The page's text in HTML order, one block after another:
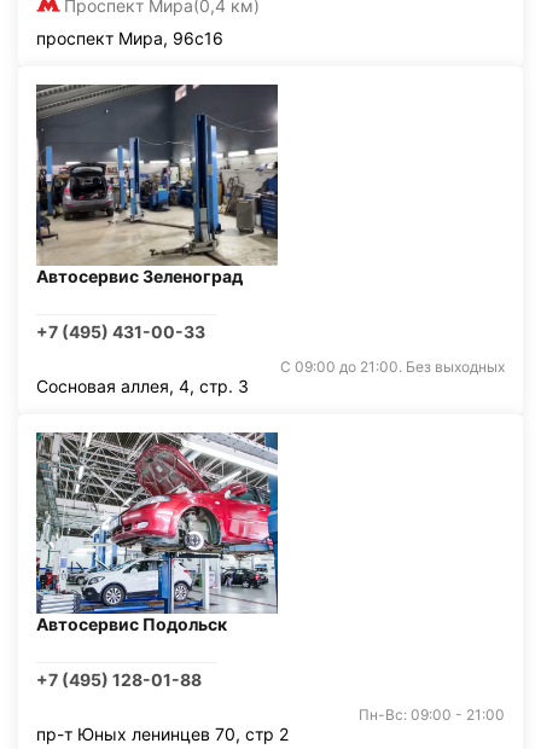
Проспект Мира(0,4 км)
проспект Мира, 96с16
Автосервис Зеленоград
+7 (495) 431-00-33
С 09:00 до 21:00. Без выходных
Сосновая аллея, 4, стр. 3
Автосервис Подольск
+7 (495) 128-01-88
Пн-Вс: 09:00 - 21:00
пр-т Юных ленинцев 70, стр 2